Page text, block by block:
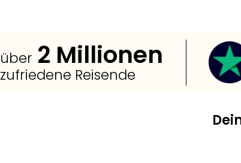
über 2 Millionen
zufriedene Reisende